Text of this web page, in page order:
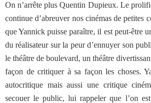
On n’arrête plus Quentin Dupieux. Le
continue d’abreuver nos cinémas de petites
que Yannick puisse paraître, il est peut-être
du réalisateur sur la peur d’ennuyer son
le théâtre de boulevard, un théâtre
façon de critiquer à sa façon les choses.
autocritique mais aussi une critique
secouer le public, lui rappeler que l’on